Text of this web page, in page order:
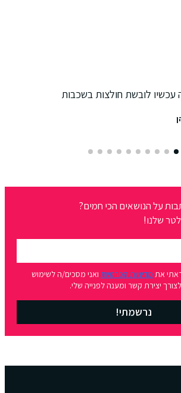
לובשת חולצות בשכבות
על הנושאים הכי חמים?
שלנו!
אתמדיניות הפרטיותואני מסכים/ה לשימוש
יצירת קשר ומענה לפנייה שלי.
נרשמתי!